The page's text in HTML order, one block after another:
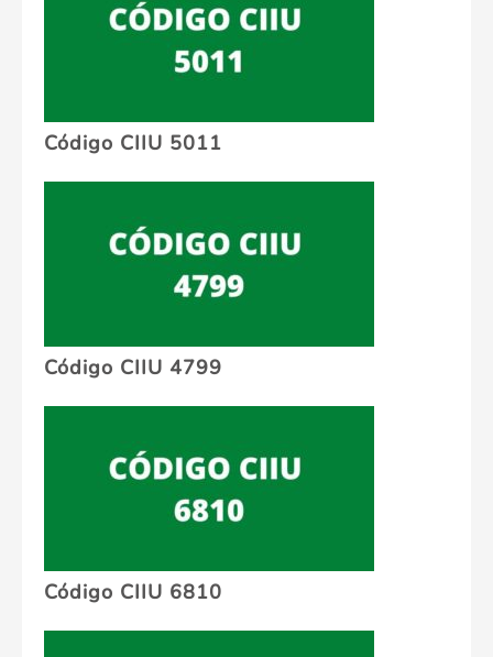
Código CIIU 5011
Código CIIU 4799
Código CIIU 6810